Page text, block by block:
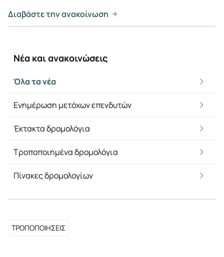
Νέα και ανακοινώσεις
Όλα τα νέα
Ενημέρωση μετόχων επενδυτών
Έκτακτα δρομολόγια
Τροποποιημένα δρομολόγια
Πίνακες δρομολογίων
ΤΡΟΠΟΠΟΙΗΣΕΙΣ
Διαβάστε την ανακοίνωση